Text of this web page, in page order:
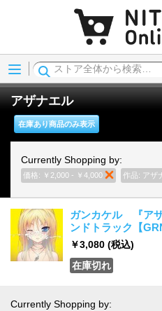
Menu
アザナエル
在庫あり商品のみ表示
Currently Shopping by:
価格: ￥2,000 - ￥4,000 商品の削除
作品: アザ
ガンカケル 『ア
ンドトラック【
￥3,080 (税込)
在庫切れ
Currently Shopping by: